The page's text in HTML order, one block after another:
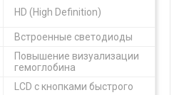
HD (High Definition)
Встроенные светодиоды
Повышение визуализации
гемоглобина
LCD с кнопками быстрого